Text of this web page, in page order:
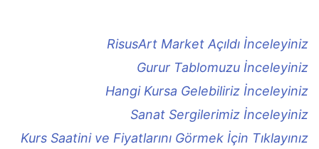
RisusArt Market Açıldı İnceleyiniz
Gurur Tablomuzu İnceleyiniz
Hangi Kursa Gelebiliriz İnceleyiniz
Sanat Sergilerimiz İnceleyiniz
Kurs Saatini ve Fiyatlarını Görmek İçin Tıklayınız